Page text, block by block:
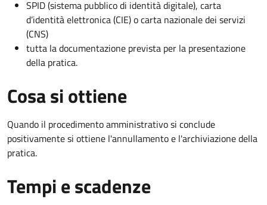
SPID (sistema pubblico di identità digitale), carta
d’identità elettronica (CIE) o carta nazionale dei servizi
(CNS)
tutta la documentazione prevista per la presentazione
della pratica.
Cosa si ottiene
Quando il procedimento amministrativo si conclude
positivamente si ottiene l'annullamento e l'archiviazione della
pratica.
Tempi e scadenze